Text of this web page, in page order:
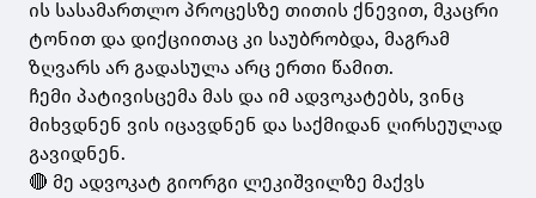
ის სასამართლო პროცესზე თითის ქნევით, მკაცრი
ტონით და დიქციითაც კი საუბრობდა, მაგრამ
ზღვარს არ გადასულა არც ერთი წამით.
ჩემი პატივისცემა მას და იმ ადვოკატებს, ვინც
მიხვდნენ ვის იცავდნენ და საქმიდან ღირსეულად
გავიდნენ.
🔴 მე ადვოკატ გიორგი ლეკიშვილზე მაქვს